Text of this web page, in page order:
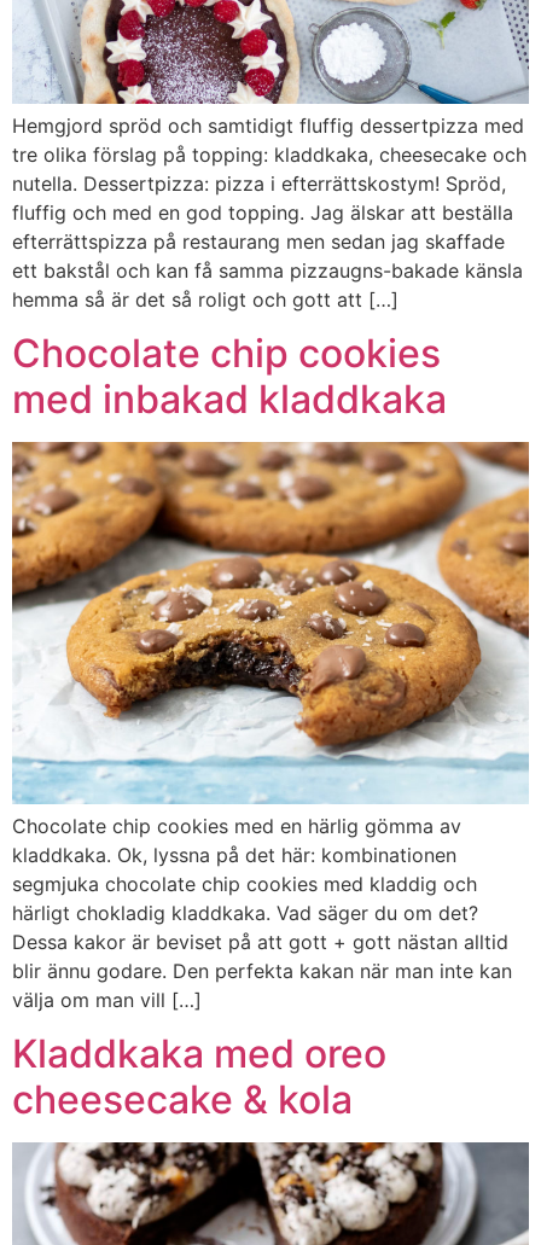
Hemgjord spröd och samtidigt fluffig dessertpizza med
tre olika förslag på topping: kladdkaka, cheesecake och
nutella. Dessertpizza: pizza i efterrättskostym! Spröd,
fluffig och med en god topping. Jag älskar att beställa
efterrättspizza på restaurang men sedan jag skaffade
ett bakstål och kan få samma pizzaugns-bakade känsla
hemma så är det så roligt och gott att […]
Chocolate chip cookies
med inbakad kladdkaka
Chocolate chip cookies med en härlig gömma av
kladdkaka. Ok, lyssna på det här: kombinationen
segmjuka chocolate chip cookies med kladdig och
härligt chokladig kladdkaka. Vad säger du om det?
Dessa kakor är beviset på att gott + gott nästan alltid
blir ännu godare. Den perfekta kakan när man inte kan
välja om man vill […]
Kladdkaka med oreo
cheesecake & kola